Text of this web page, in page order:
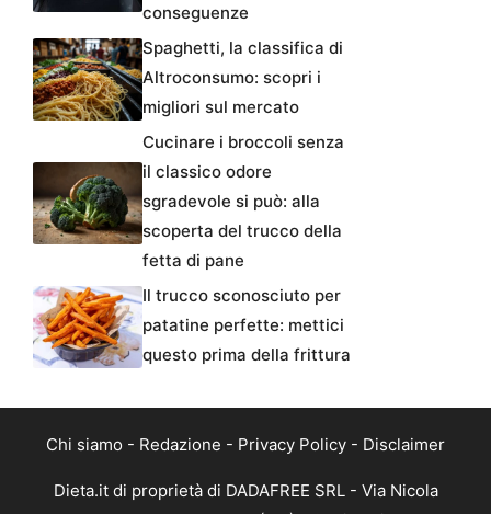
conseguenze
Spaghetti, la classifica di
Altroconsumo: scopri i
migliori sul mercato
Cucinare i broccoli senza
il classico odore
sgradevole si può: alla
scoperta del trucco della
fetta di pane
Il trucco sconosciuto per
patatine perfette: mettici
questo prima della frittura
Chi siamo - Redazione - Privacy Policy - Disclaimer
Dieta.it di proprietà di DADAFREE SRL - Via Nicola